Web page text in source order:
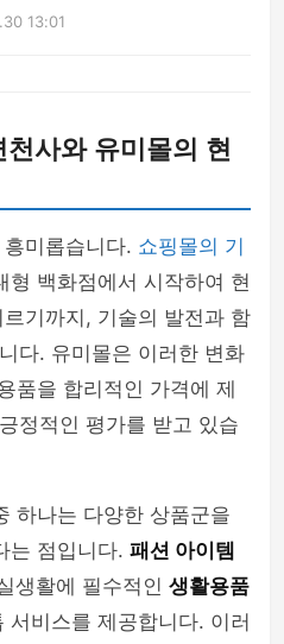
13:01
사와 유미몰의 현
미롭습니다. 쇼핑몰의 기
형 백화점에서 시작하여 현
기까지, 기술의 발전과 함
다. 유미몰은 이러한 변화
품을 합리적인 가격에 제
정적인 평가를 받고 있습
하나는 다양한 상품군을
는 점입니다. 패션 아이템
생활에 필수적인 생활용품
서비스를 제공합니다. 이러